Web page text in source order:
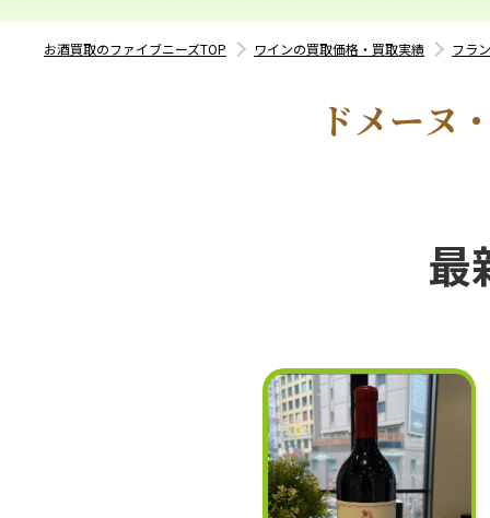
お酒買取のファイブニーズTOP ワインの買取価格・買取実績 フラ
ドメーヌ
最